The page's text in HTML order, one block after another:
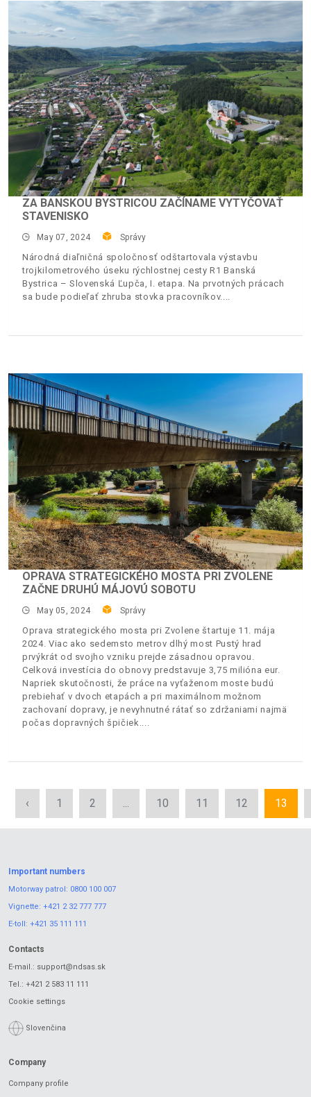
ZA BANSKOU BYSTRICOU ZAČÍNAME VYTYČOVAŤ
STAVENISKO
May 07, 2024 Správy
Národná diaľničná spoločnosť odštartovala výstavbu
trojkilometrového úseku rýchlostnej cesty R1 Banská
Bystrica – Slovenská Ľupča, I. etapa. Na prvotných prácach
sa bude podieľať zhruba stovka pracovníkov.
OPRAVA STRATEGICKÉHO MOSTA PRI ZVOLENE
ZAČNE DRUHÚ MÁJOVÚ SOBOTU
May 05, 2024 Správy
Oprava strategického mosta pri Zvolene štartuje 11. mája
2024. Viac ako sedemsto metrov dlhý most Pustý hrad
prvýkrát od svojho vzniku prejde zásadnou opravou.
Celková investícia do obnovy predstavuje 3,75 milióna eur.
Napriek skutočnosti, že práce na vyťaženom moste budú
prebiehať v dvoch etapách a pri maximálnom možnom
zachovaní dopravy, je nevyhnutné rátať so zdržaniami najmä
počas dopravných špičiek.
‹ 1 2 ... 10 11 12 13
Important numbers
Motorway patrol: 0800 100 007
Vignette: +421 2 32 777 777
E-toll: +421 35 111 111
Contacts
E-mail.: support@ndsas.sk
Tel.: +421 2 583 11 111
Cookie settings
Slovenčina
Company
Company profile